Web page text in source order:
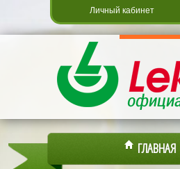
Личный кабинет
ГЛАВНАЯ